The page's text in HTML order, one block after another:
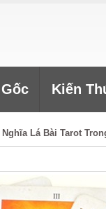
Kiến
Nghĩa Lá Bài Tarot